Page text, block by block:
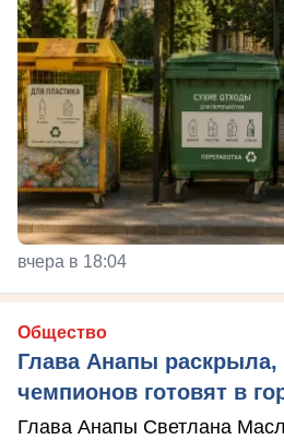
вчера в 18:04
Общество
Глава Анапы раскрыла,
чемпионов готовят в
Глава Анапы Светлана